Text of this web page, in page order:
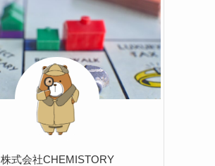
株式会社CHEMISTORY